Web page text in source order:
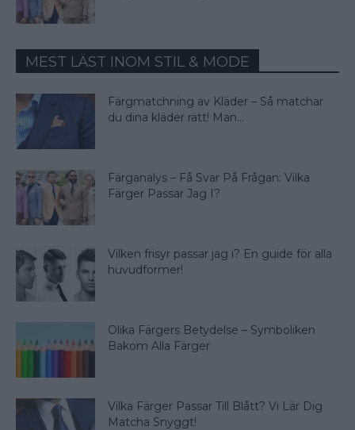
MEST LÄST INOM STIL & MODE
Färgmatchning av Kläder – Så matchar
du dina kläder rätt! Man...
Färganalys – Få Svar På Frågan: Vilka
Färger Passar Jag I?
Vilken frisyr passar jag i? En guide för alla
huvudformer!
Olika Färgers Betydelse – Symboliken
Bakom Alla Färger
Vilka Färger Passar Till Blått? Vi Lär Dig
Matcha Snyggt!